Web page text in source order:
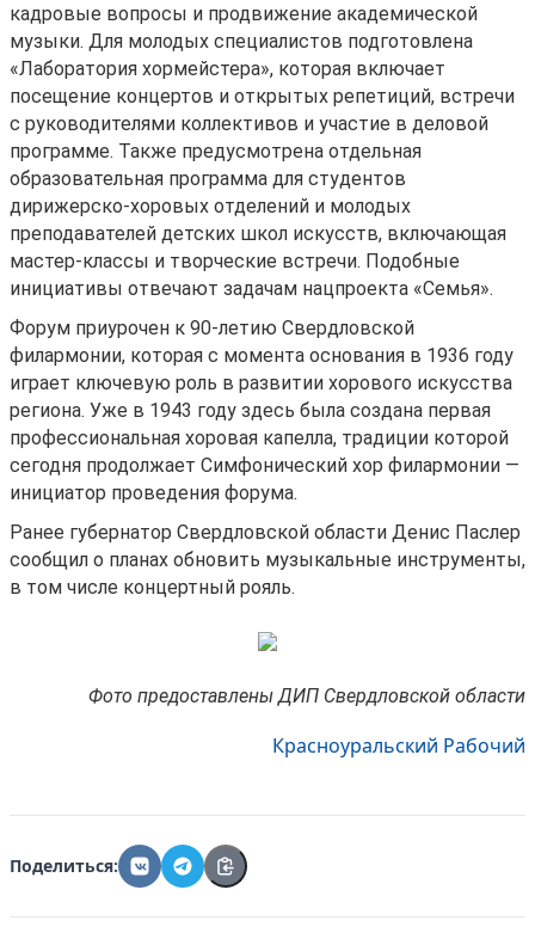
Личный кабинет
Управляйте объявлениями, отслеживайте
публикации и получайте сообщения
Войти или зарегистрироваться
кадровые вопросы и продвижение академической
музыки. Для молодых специалистов подготовлена
«Лаборатория хормейстера», которая включает
посещение концертов и открытых репетиций, встречи
с руководителями коллективов и участие в деловой
программе. Также предусмотрена отдельная
образовательная программа для студентов
дирижерско-хоровых отделений и молодых
преподавателей детских школ искусств, включающая
мастер-классы и творческие встречи. Подобные
инициативы отвечают задачам нацпроекта «Семья».
Форум приурочен к 90-летию Свердловской
филармонии, которая с момента основания в 1936 году
играет ключевую роль в развитии хорового искусства
региона. Уже в 1943 году здесь была создана первая
профессиональная хоровая капелла, традиции которой
сегодня продолжает Симфонический хор филармонии —
инициатор проведения форума.
Ранее губернатор Свердловской области Денис Паслер
сообщил о планах обновить музыкальные инструменты,
в том числе концертный рояль.
Фото предоставлены ДИП Свердловской области
Красноуральский Рабочий
Поделиться: